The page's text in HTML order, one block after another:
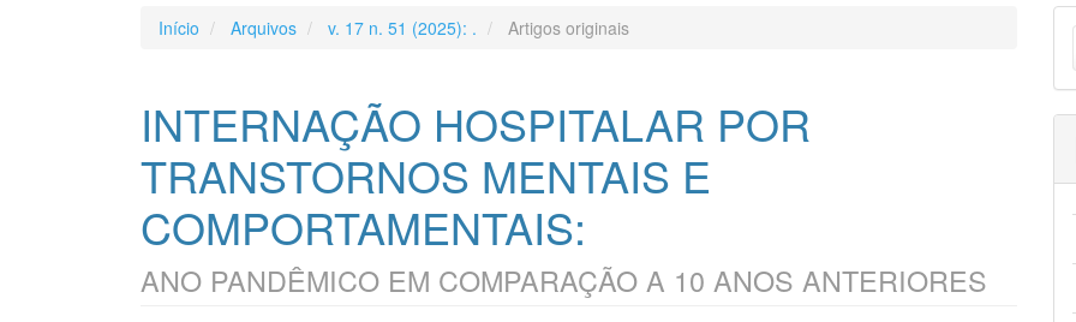
Início Arquivos v. 17 n. 51 (2025): . Artigos originais
INTERNAÇÃO HOSPITALAR POR
TRANSTORNOS MENTAIS E
COMPORTAMENTAIS:
ANO PANDÊMICO EM COMPARAÇÃO A 10 ANOS ANTERIORES